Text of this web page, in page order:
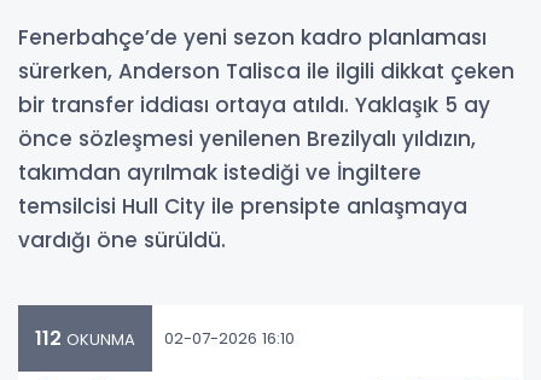
Fenerbahçe’de yeni sezon kadro planlaması
sürerken, Anderson Talisca ile ilgili dikkat çeken
bir transfer iddiası ortaya atıldı. Yaklaşık 5 ay
önce sözleşmesi yenilenen Brezilyalı yıldızın,
takımdan ayrılmak istediği ve İngiltere
temsilcisi Hull City ile prensipte anlaşmaya
vardığı öne sürüldü.
112 OKUNMA 02-07-2026 16:10